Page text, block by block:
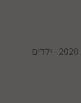
סטטיסטיקת ילדים הרוגים לשנת 2020 - ילדים